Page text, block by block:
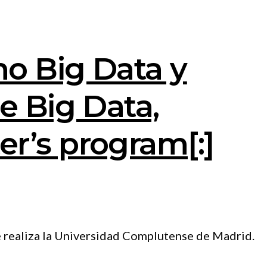
Big Data y
Big Data,
program[:]
la Universidad Complutense de Madrid.